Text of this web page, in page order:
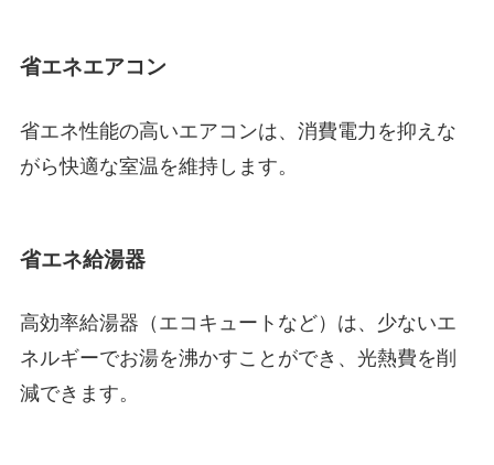
省エネエアコン
省エネ性能の高いエアコンは、消費電力を抑えな
がら快適な室温を維持します。
省エネ給湯器
高効率給湯器（エコキュートなど）は、少ないエ
ネルギーでお湯を沸かすことができ、光熱費を削
減できます。